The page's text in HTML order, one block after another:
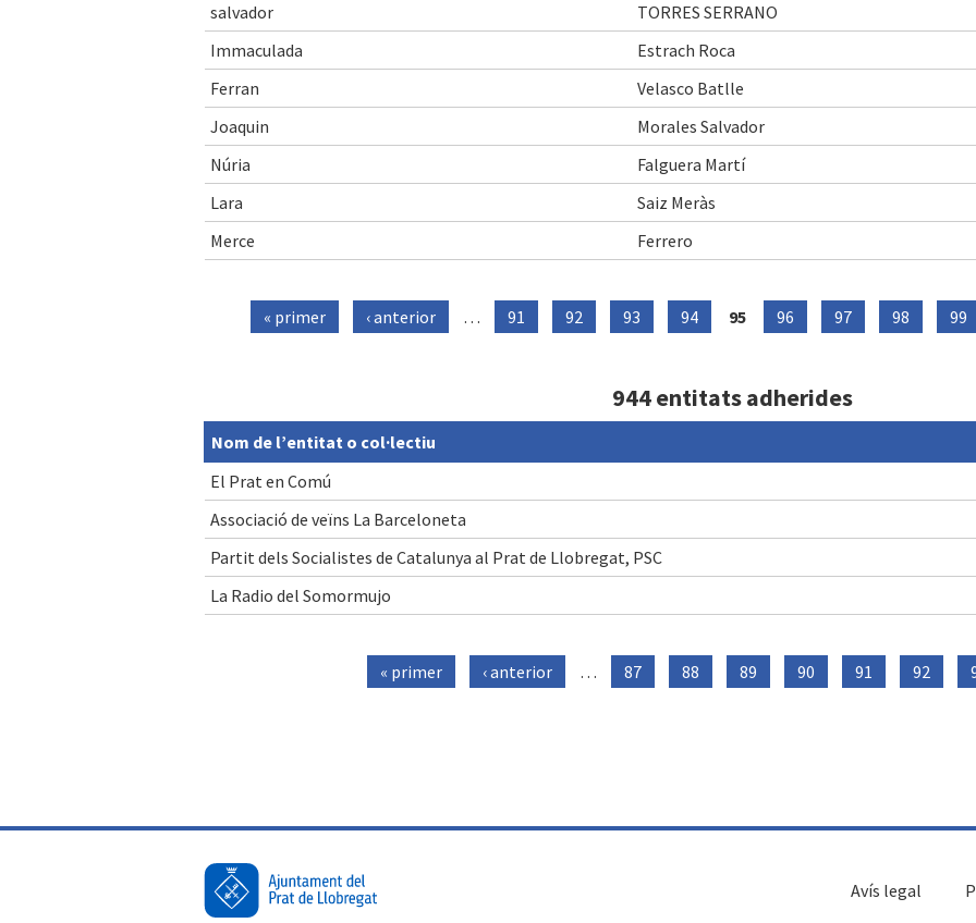
salvador
TORRES SERRANO
Immaculada
Estrach Roca
Ferran
Velasco Batlle
Joaquin
Morales Salvador
Núria
Falguera Martí
Lara
Saiz Meràs
Merce
Ferrero
Pàgines
« primer ‹ anterior … 91 92 93 94 95 96 97 98 99
944 entitats adherides
Nom de l’entitat o col·lectiu
El Prat en Comú
Associació de veïns La Barceloneta
Partit dels Socialistes de Catalunya al Prat de Llobregat, PSC
La Radio del Somormujo
« primer ‹ anterior … 87 88 89 90 91 92
Avís legal